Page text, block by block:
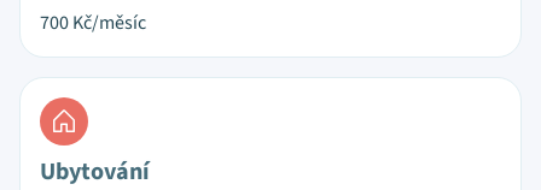
700Kč/měsíc
Ubytování